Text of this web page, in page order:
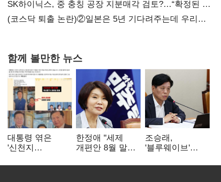
SK하이닉스, 중 충칭 공장 지분매각 검토?…“확정된 바
없어”
(코스닥 퇴출 논란)②일본은 5년 기다려주는데 우리는
함께 볼만한 뉴스
대통령 엮은
'신천지
"선 넘었다" 격앙
한정애 "세제
개편안 8월 말
공급도 논의"
조승래,
'블루웨이브'
사과 "무거운